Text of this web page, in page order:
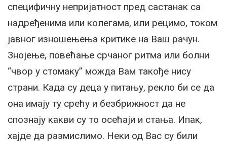
специфичну непријатност пред састанак са
надређенима или колегама, или рецимо, током
јавног изношењења критике на Ваш рачун.
Знојење, повећање срчаног ритма или болни
“чвор у стомаку” можда Вам такође нису
страни. Када су деца у питању, рекло би се да
она имају ту срећу и безбрижност да не
спознају какви су то осећаји и стања. Ипак,
хајде да размислимо. Неки од Вас су били